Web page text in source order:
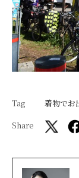
Tag 着物でお
Share